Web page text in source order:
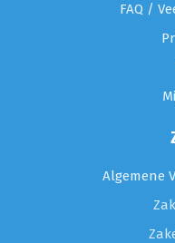
FAQ /
Algemene